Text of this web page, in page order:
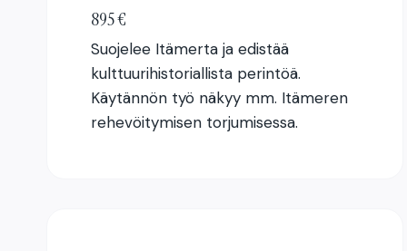
895 €
Suojelee Itämerta ja edistää
kulttuurihistoriallista perintöä.
Käytännön työ näkyy mm. Itämeren
rehevöitymisen torjumisessa.